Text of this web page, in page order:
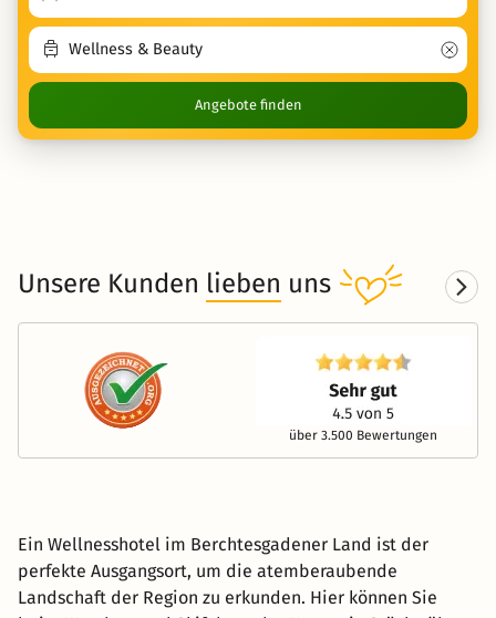
Angebote finden
Unsere Kunden lieben uns
über 3.500 Bewertungen
Ein Wellnesshotel im Berchtesgadener Land ist der
perfekte Ausgangsort, um die atemberaubende
Landschaft der Region zu erkunden. Hier können Sie